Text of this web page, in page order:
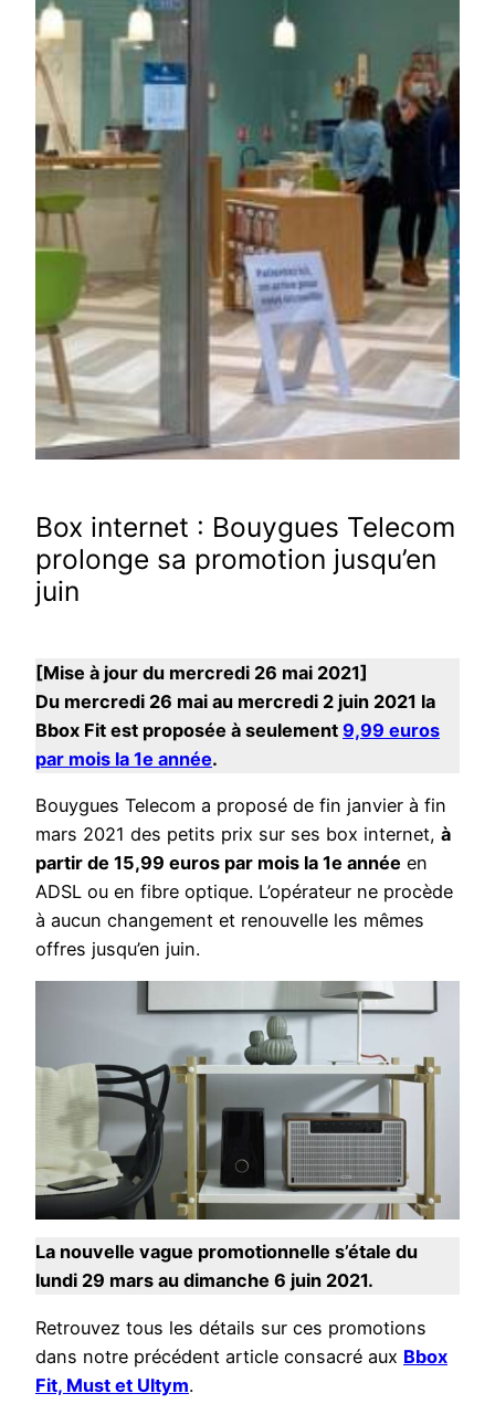
Box internet : Bouygues Telecom
prolonge sa promotion jusqu’en
juin
[Mise à jour du mercredi 26 mai 2021]
Du mercredi 26 mai au mercredi 2 juin 2021 la
Bbox Fit est proposée à seulement 9,99 euros
par mois la 1e année.
Bouygues Telecom a proposé de fin janvier à fin
mars 2021 des petits prix sur ses box internet, à
partir de 15,99 euros par mois la 1e année en
ADSL ou en fibre optique. L’opérateur ne procède
à aucun changement et renouvelle les mêmes
offres jusqu’en juin.
La nouvelle vague promotionnelle s’étale du
lundi 29 mars au dimanche 6 juin 2021.
Retrouvez tous les détails sur ces promotions
dans notre précédent article consacré aux Bbox
Fit, Must et Ultym.